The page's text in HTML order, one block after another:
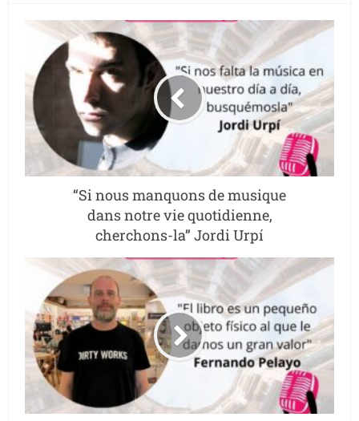
“Si nous manquons de musique
dans notre vie quotidienne,
cherchons-la” Jordi Urpí